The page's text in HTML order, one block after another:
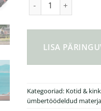
LISA
Kategooriad: Kotid &
ümbertöödeldud